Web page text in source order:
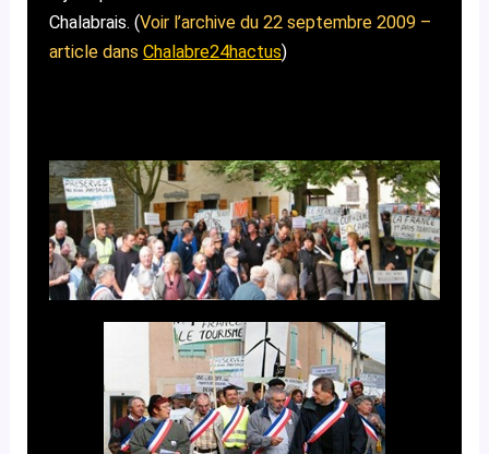
Chalabrais. (Voir l’archive du 22 septembre 2009 –
article dansChalabre24hactus)